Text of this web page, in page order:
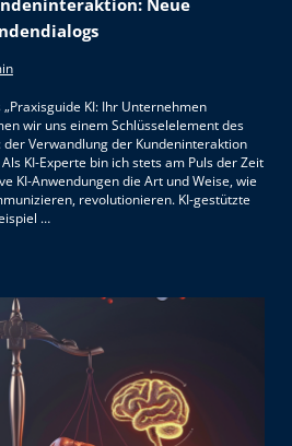
KI: Ihr Unternehmen
wir uns einem Schlüsselelement des
Verwandlung der Kundeninteraktion
KI-Experte bin ich stets am Puls der Zeit
KI-Anwendungen die Art und Weise, wie
revolutionieren. KI-gestützte
…
IN DER KUNDENINTERAKTION: